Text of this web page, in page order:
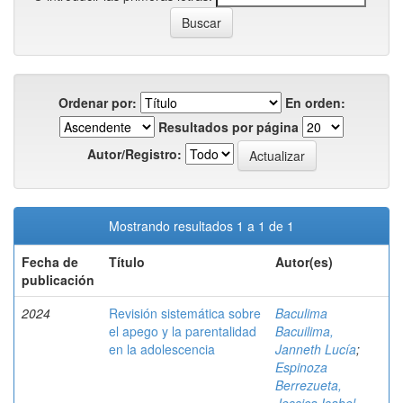
Ordenar por:
En orden:
Resultados por página
Autor/Registro:
Mostrando resultados 1 a 1 de 1
Fecha de
publicación
Título Autor(es)
2024
Revisión sistemática sobre
el apego y la parentalidad
en la adolescencia
Baculima
Bacuilima,
Janneth Lucía;
Espinoza
Berrezueta,